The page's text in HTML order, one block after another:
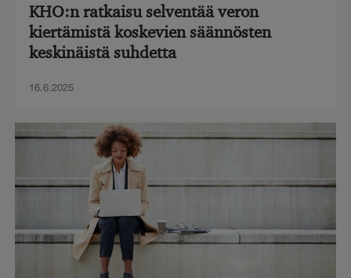
KHO:n ratkaisu selventää veron
kiertämistä koskevien säännösten
keskinäistä suhdetta
16.6.2025